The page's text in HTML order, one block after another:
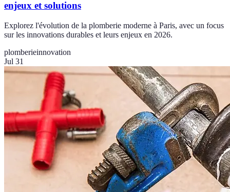
enjeux et solutions
Explorez l'évolution de la plomberie moderne à Paris, avec un focus
sur les innovations durables et leurs enjeux en 2026.
plomberieinnovation
Jul 31